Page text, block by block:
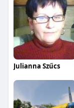
Julianna Szűcs